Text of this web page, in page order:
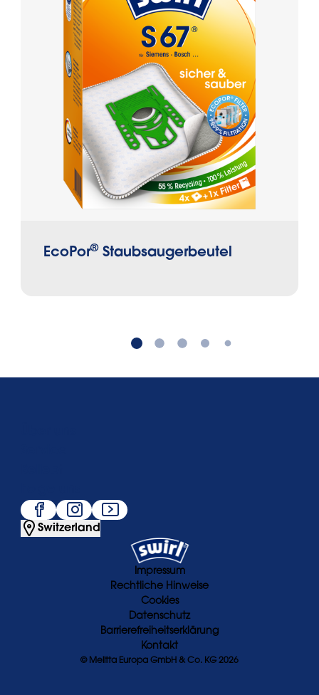
EcoPor® Staubsaugerbeutel
Switzerland
© Melitta Europa GmbH & Co. KG 2026
Impressum
Rechtliche Hinweise
Cookies
Datenschutz
Barrierefreiheitserklärung
Kontakt